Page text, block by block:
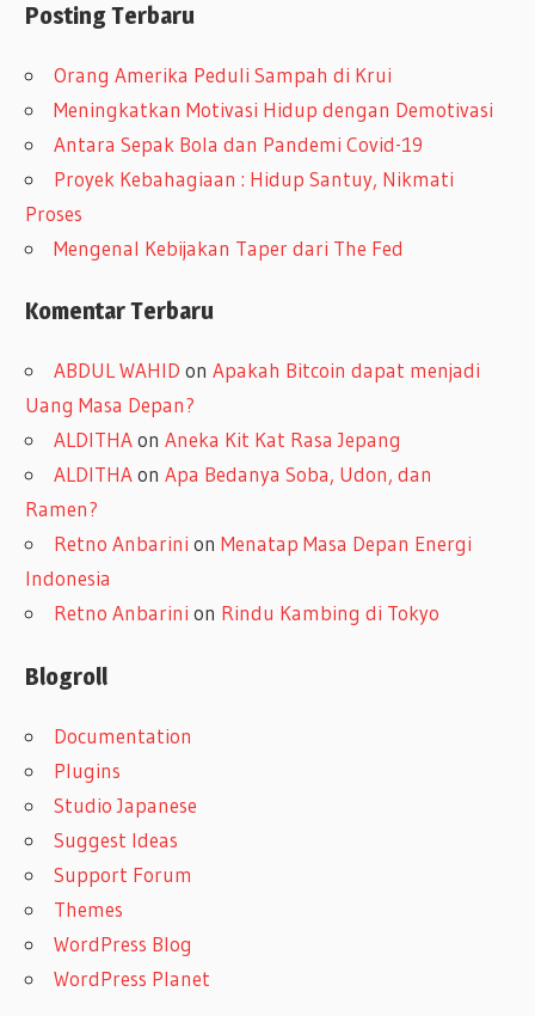
s
Posting Terbaru
Orang Amerika Peduli Sampah di Krui
Meningkatkan Motivasi Hidup dengan Demotivasi
Antara Sepak Bola dan Pandemi Covid-19
Proyek Kebahagiaan : Hidup Santuy, Nikmati
Proses
Mengenal Kebijakan Taper dari The Fed
Komentar Terbaru
ABDUL WAHID onApakah Bitcoin dapat menjadi
Uang Masa Depan?
ALDITHAonAneka Kit Kat Rasa Jepang
ALDITHAonApa Bedanya Soba, Udon, dan
Ramen?
Retno Anbarini onMenatap Masa Depan Energi
Indonesia
Retno Anbarini on Rindu Kambing di Tokyo
Blogroll
Documentation
Plugins
Studio Japanese
Suggest Ideas
Support Forum
Themes
WordPress Blog
WordPress Planet